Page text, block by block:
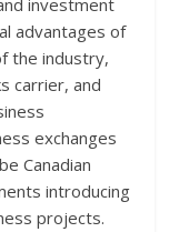
advantages of
the industry,
carrier, and
exchanges
Canadian
introducing
projects.